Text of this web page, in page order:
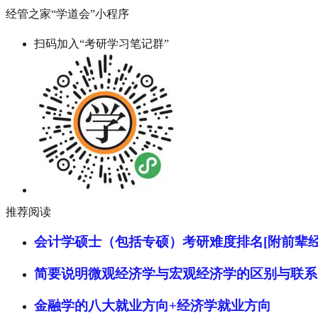
经管之家“学道会”小程序
扫码加入“考研学习笔记群”
推荐阅读
会计学硕士（包括专硕）考研难度排名[附前辈
简要说明微观经济学与宏观经济学的区别与联系
金融学的八大就业方向+经济学就业方向